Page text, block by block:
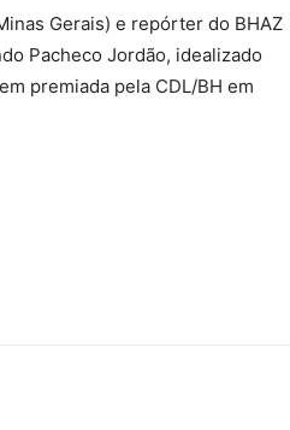
Gerais) e repórter do BHAZ
Pacheco Jordão, idealizado
premiada pela CDL/BH em